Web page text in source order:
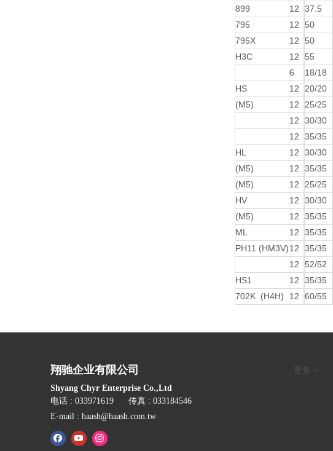
899
12 37.5
795
12 50
795X
12 50
H3C
12 55
6
18/18
HS
12
20/20
(M5)
12
25/25
12
30/30
12
35/35
HL
12 30/30
(M5)
12
35/35
(M5)
12 25/25
HV
12
30/30
(M5)
12
35/35
ML
12 35/35
PH11 (HM3V)12 35/35
12
52/52
HS1
12 35/35
702K (H4H)
12 60/55
翔驰企业有限公司
更多 »
Shyang Chyr Enterprise Co.,Ltd
电话 : 033971619 传真 : 033184546
E-mail : haash@haash.com.tw